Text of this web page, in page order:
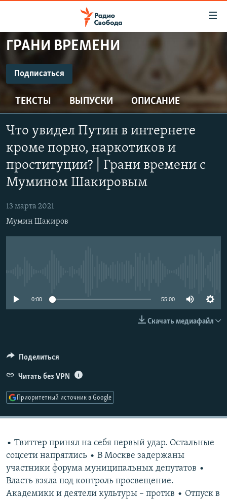
упрощенного
Вернуться
основному
содержанию
Вернутся
главной
навигации
Вернутся
поиску
ПРОГРАММЫ
ПОДКАСТЫ
МНЕНИЯ
КУЛЬТУРА
IDEL.РЕАЛИИ
КАВКАЗ.РЕАЛИИ
СИБИРЬ.РЕАЛИИ
РАСПИСАНИЕ ВЕЩАНИЯ
ГРАНИ ВРЕМЕНИ
Подписаться
ПОДПИСАТЬСЯ
CastBox
Подписаться
ТЕКСТЫ ВЫПУСКИ ОПИСАНИЕ
Что увидел Путин в интернете
кроме порно, наркотиков и
проституции? | Грани времени с
Мумином Шакировым
13 марта 2021
Мумин Шакиров
0:00 55:00
Скачать медиафайл
Поделиться
Читать без VPN
Приоритетный источник в Google
• Твиттер принял на себя первый удар. Остальные
соцсети напряглись • В Москве задержаны
участники форума муниципальных депутатов •
Власть взяла под контроль просвещение.
Академики и деятели культуры – против • Отпуск в